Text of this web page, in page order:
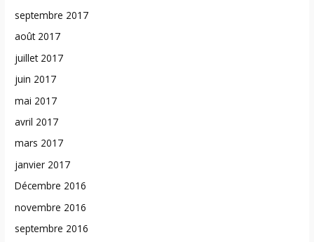
septembre 2017
août 2017
juillet 2017
juin 2017
mai 2017
avril 2017
mars 2017
janvier 2017
Décembre 2016
novembre 2016
septembre 2016